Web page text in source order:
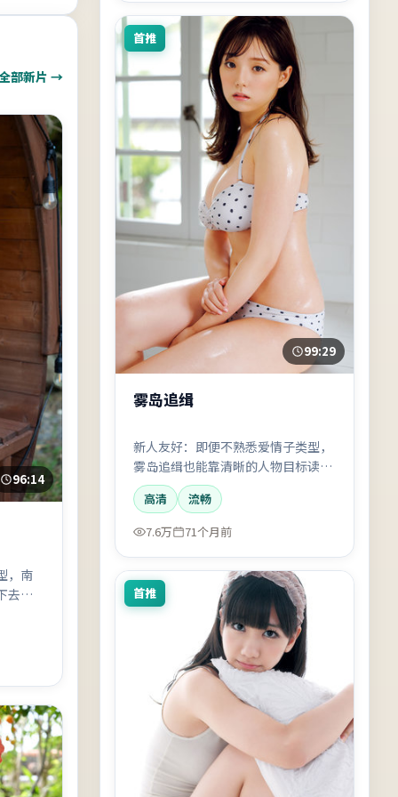
部新片 →
96:14
，南
去；
首推
99:29
雾岛追缉
新人友好：即便不熟悉爱情子类型，
雾岛追缉也能靠清晰的人物目标读下
去；适合作为该类型的入门片。
高清
流畅
7.6万
71个月前
首推